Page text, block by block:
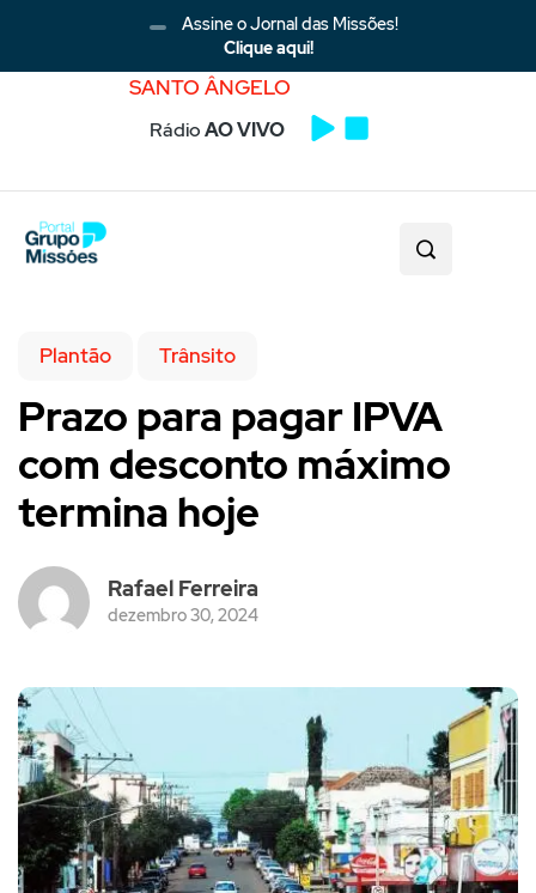
Assine o Jornal das Missões!
Clique aqui!
SANTO ÂNGELO
RádioAO VIVO
Plantão Trânsito
Prazo para pagar IPVA
com desconto máximo
termina hoje
Rafael Ferreira
dezembro 30, 2024